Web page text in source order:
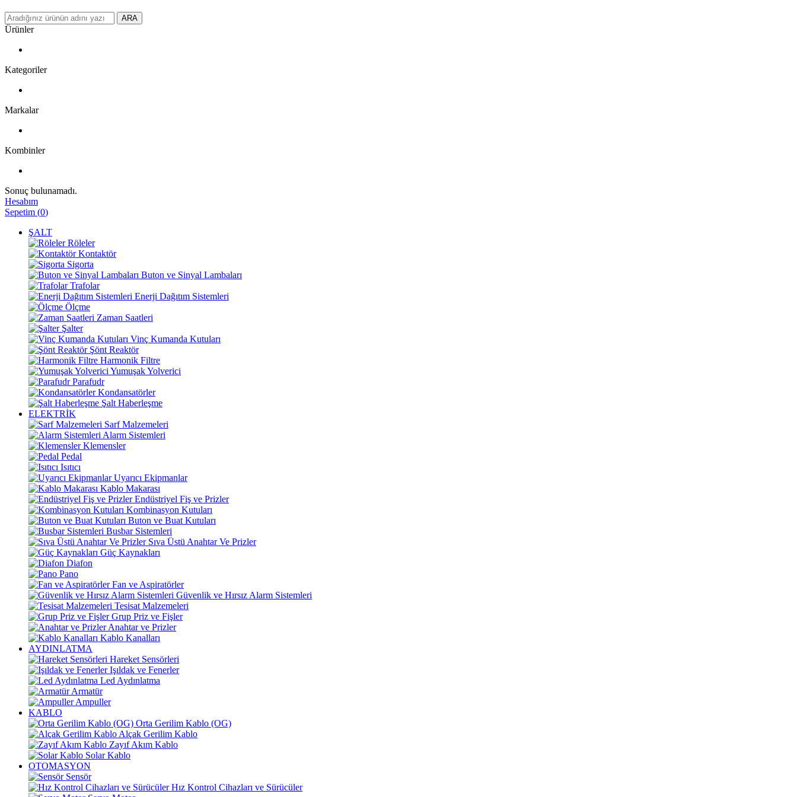
ARA
Ürünler
Kategoriler
Markalar
Kombinler
Sonuç bulunamadı.
Hesabım
Sepetim (0)
ŞALT
Röleler
Kontaktör
Sigorta
Buton ve Sinyal Lambaları
Trafolar
Enerji Dağıtım Sistemleri
Ölçme
Zaman Saatleri
Şalter
Vinç Kumanda Kutuları
Şönt Reaktör
Harmonik Filtre
Yumuşak Yolverici
Parafudr
Kondansatörler
Şalt Haberleşme
ELEKTRİK
Sarf Malzemeleri
Alarm Sistemleri
Klemensler
Pedal
Isıtıcı
Uyarıcı Ekipmanlar
Kablo Makarası
Endüstriyel Fiş ve Prizler
Kombinasyon Kutuları
Buton ve Buat Kutuları
Busbar Sistemleri
Sıva Üstü Anahtar Ve Prizler
Güç Kaynakları
Diafon
Pano
Fan ve Aspiratörler
Güvenlik ve Hırsız Alarm Sistemleri
Tesisat Malzemeleri
Grup Priz ve Fişler
Anahtar ve Prizler
Kablo Kanalları
AYDINLATMA
Hareket Sensörleri
Işıldak ve Fenerler
Led Aydınlatma
Armatür
Ampuller
KABLO
Orta Gerilim Kablo (OG)
Alçak Gerilim Kablo
Zayıf Akım Kablo
Solar Kablo
OTOMASYON
Sensör
Hız Kontrol Cihazları ve Sürücüler